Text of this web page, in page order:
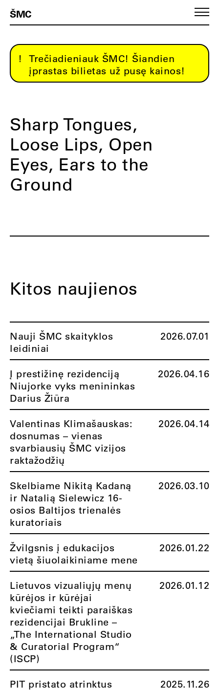
ŠMC
Trečiadieniauk ŠMC! Šiandien
įprastas bilietas už pusę kainos!
Sharp Tongues,
Loose Lips, Open
Eyes, Ears to the
Ground
Kitos naujienos
Nauji ŠMC skaityklos
leidiniai
2026.07.01
Į prestižinę rezidenciją
Niujorke vyks menininkas
Darius Žiūra
2026.04.16
Valentinas Klimašauskas:
dosnumas – vienas
svarbiausių ŠMC vizijos
raktažodžių
2026.04.14
Skelbiame Nikitą Kadaną
ir Natalią Sielewicz 16-
osios Baltijos trienalės
kuratoriais
2026.03.10
Žvilgsnis į edukacijos
vietą šiuolaikiniame mene
2026.01.22
Lietuvos vizualiųjų menų
kūrėjos ir kūrėjai
kviečiami teikti paraiškas
rezidencijai Brukline –
„The International Studio
& Curatorial Program“
(ISCP)
2026.01.12
PIT pristato atrinktus
2025.11.26